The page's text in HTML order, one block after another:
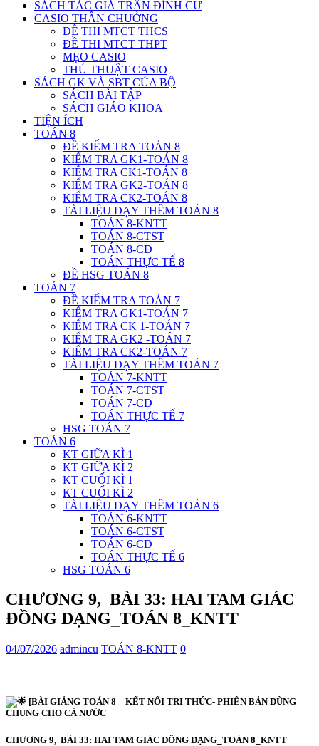
SÁCH TÁC GIẢ TRẦN ĐÌNH CƯ
CASIO THẦN CHƯỞNG
ĐỀ THI MTCT THCS
ĐỀ THI MTCT THPT
MẸO CASIO
THỦ THUẬT CASIO
SÁCH GK VÀ SBT CỦA BỘ
SÁCH BÀI TẬP
SÁCH GIÁO KHOA
TIỆN ÍCH
TOÁN 8
ĐỀ KIỂM TRA TOÁN 8
KIỂM TRA GK1-TOÁN 8
KIỂM TRA CK1-TOÁN 8
KIỂM TRA GK2-TOÁN 8
KIỂM TRA CK2-TOÁN 8
TÀI LIỆU DẠY THÊM TOÁN 8
TOÁN 8-KNTT
TOÁN 8-CTST
TOÁN 8-CD
TOÁN THỰC TẾ 8
ĐỀ HSG TOÁN 8
TOÁN 7
ĐỀ KIỂM TRA TOÁN 7
KIỂM TRA GK1-TOÁN 7
KIỂM TRA CK 1-TOÁN 7
KIỂM TRA GK2 -TOÁN 7
KIỂM TRA CK2-TOÁN 7
TÀI LIỆU DẠY THÊM TOÁN 7
TOÁN 7-KNTT
TOÁN 7-CTST
TOÁN 7-CD
TOÁN THỰC TẾ 7
HSG TOÁN 7
TOÁN 6
KT GIỮA KÌ 1
KT GIỮA KÌ 2
KT CUỐI KÌ 1
KT CUỐI KÌ 2
TÀI LIỆU DẠY THÊM TOÁN 6
TOÁN 6-KNTT
TOÁN 6-CTST
TOÁN 6-CD
TOÁN THỰC TẾ 6
HSG TOÁN 6
CHƯƠNG 9, BÀI 33: HAI TAM GIÁC
ĐỒNG DẠNG_TOÁN 8_KNTT
04/07/2026 admincu TOÁN 8-KNTT 0
[BÀI GIẢNG TOÁN 8 – KẾT NỐI TRI THỨC- PHIÊN BẢN DÙNG
CHUNG CHO CẢ NƯỚC
CHƯƠNG 9, BÀI 33: HAI TAM GIÁC ĐỒNG DẠNG_ TOÁN 8_KNTT